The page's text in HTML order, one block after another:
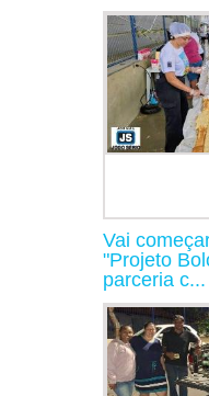
Vai
"Projeto
parceria c...